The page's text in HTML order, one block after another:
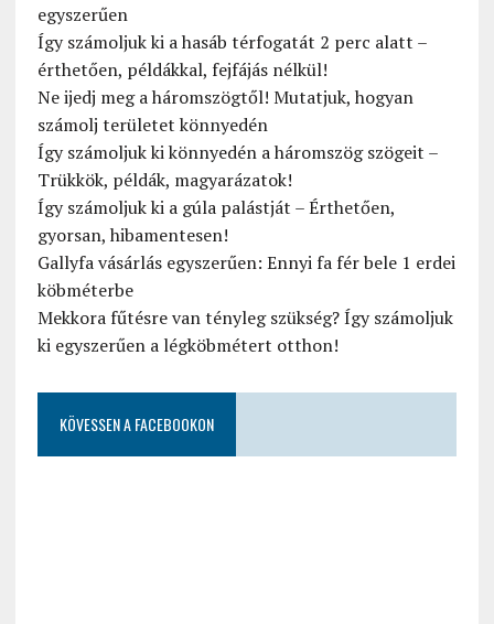
egyszerűen
Így számoljuk ki a hasáb térfogatát 2 perc alatt –
érthetően, példákkal, fejfájás nélkül!
Ne ijedj meg a háromszögtől! Mutatjuk, hogyan
számolj területet könnyedén
Így számoljuk ki könnyedén a háromszög szögeit –
Trükkök, példák, magyarázatok!
Így számoljuk ki a gúla palástját – Érthetően,
gyorsan, hibamentesen!
Gallyfa vásárlás egyszerűen: Ennyi fa fér bele 1 erdei
köbméterbe
Mekkora fűtésre van tényleg szükség? Így számoljuk
ki egyszerűen a légköbmétert otthon!
KÖVESSEN A FACEBOOKON